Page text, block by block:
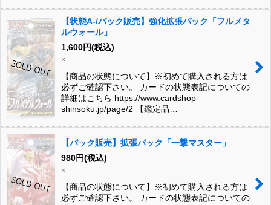
【状態A-/パック販売】強化拡張パック「フルメタ
ルウォール」
1,600円(税込)
×
【商品の状態について】※初めて購入される方は
必ずご確認下さい。 カードの状態表記についての
詳細はこちら https://www.cardshop-
shinsoku.jp/page/2 【鑑定品…
【パック販売】拡張パック「一撃マスター」
980円(税込)
×
【商品の状態について】※初めて購入される方は
必ずご確認下さい。 カードの状態表記についての